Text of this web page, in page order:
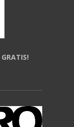
GRATIS!